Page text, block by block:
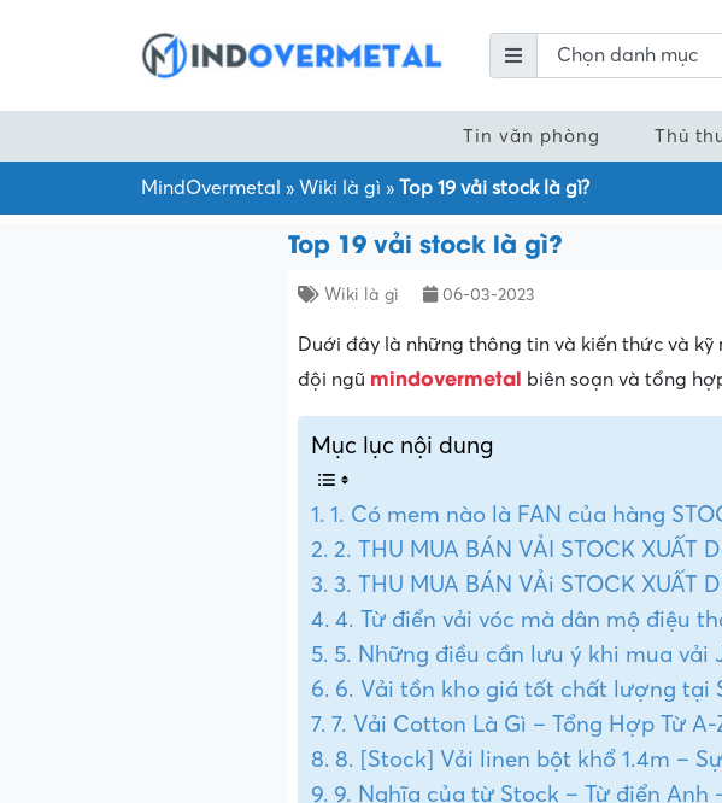
Tin văn phòng Thủ
MindOvermetal » Wiki là gì » Top 19 vải stock là gì?
Top 19 vải stock là gì?
Wiki là gì 06-03-2023
Duới đây là những thông tin và kiến thức và
đội ngũ mindovermetal biên soạn và tổng
Mục lục nội dung
1. Có mem nào là FAN của hàng
2. THU MUA BÁN VẢI STOCK XUẤT
3. THU MUA BÁN VẢi STOCK XUẤT
4. Từ điển vải vóc mà dân mộ điệu
5. Những điều cần lưu ý khi mua vải
6. Vải tồn kho giá tốt chất lượng tại
7. Vải Cotton Là Gì – Tổng Hợp Từ
8. [Stock] Vải linen bột khổ 1.4m –
9. Nghĩa của từ Stock – Từ điển Anh